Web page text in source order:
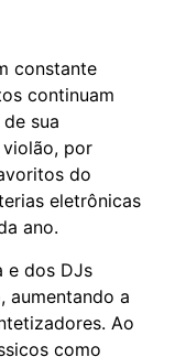
constante
continuam
sua
por
do
eletrônicas
ano.
e dos DJs
aumentando a
Ao
como